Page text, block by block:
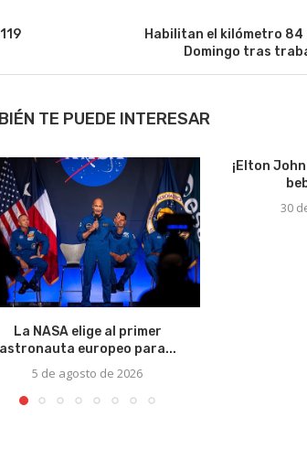
Habilitan el kilómetro 84
Domingo tras
TE PUEDE INTERESAR
La NASA elige al primer
astronauta europeo para...
5 de agosto de 2026
¡Elton
30